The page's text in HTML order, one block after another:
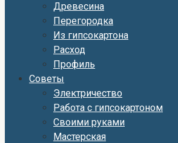
Древесина
Перегородка
Из гипсокартона
Расход
Профиль
Советы
Электричество
Работа с гипсокартоном
Своими руками
Мастерская